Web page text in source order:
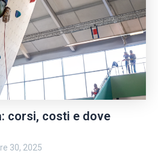
corsi, costi e dove
30, 2025